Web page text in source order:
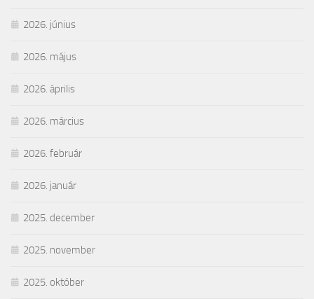
2026. június
2026. május
2026. április
2026. március
2026. február
2026. január
2025. december
2025. november
2025. október